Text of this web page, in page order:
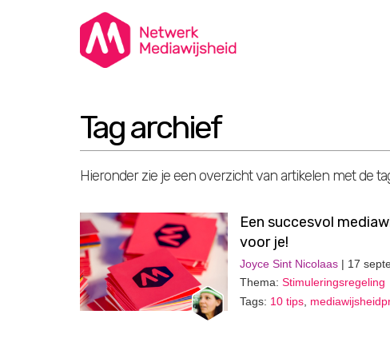
Tag archief
Hieronder zie je een overzicht van artikelen met de
Een succesvol
voor je!
Joyce Sint Nicolaas | 17
Thema: Stimuleringsregeling
Tags: 10 tips,